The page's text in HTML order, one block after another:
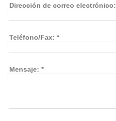
Dirección de correo electrónico:
Teléfono/Fax: *
Mensaje: *